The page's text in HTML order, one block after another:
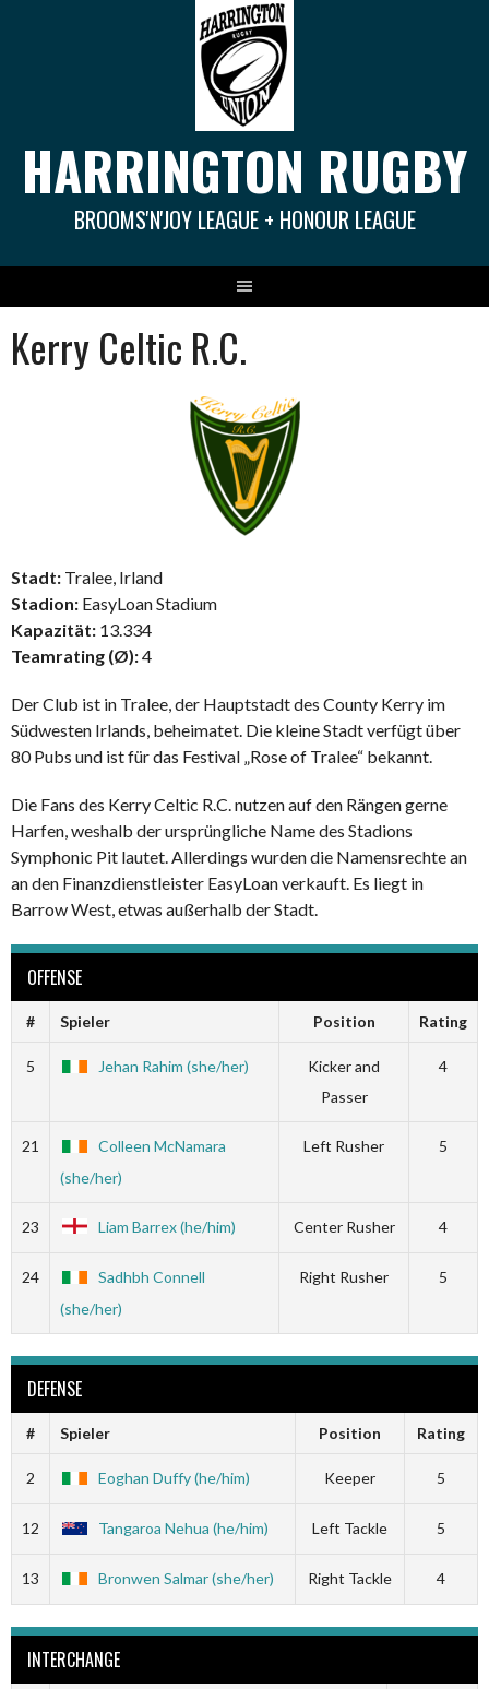
HARRINGTON RUGBY
BROOMS'N'JOY LEAGUE + HONOUR LEAGUE
Kerry Celtic R.C.
Stadt: Tralee, Irland
Stadion: EasyLoan Stadium
Kapazität: 13.334
Teamrating (Ø):4
Der Club ist in Tralee, der Hauptstadt des County Kerry im
Südwesten Irlands, beheimatet. Die kleine Stadt verfügt über
80 Pubs und ist für das Festival „Rose of Tralee“ bekannt.
Die Fans des Kerry Celtic R.C. nutzen auf den Rängen gerne
Harfen, weshalb der ursprüngliche Name des Stadions
Symphonic Pit lautet. Allerdings wurden die Namensrechte an
an den Finanzdienstleister EasyLoan verkauft. Es liegt in
Barrow West, etwas außerhalb der Stadt.
OFFENSE
# Spieler Position Rating
5 Jehan Rahim (she/her)
Kicker and
Passer
4
21
Colleen McNamara
(she/her)
Left Rusher 5
23 Liam Barrex (he/him) Center Rusher 4
24
Sadhbh Connell
(she/her)
Right Rusher 5
DEFENSE
# Spieler Position Rating
2 Eoghan Duffy (he/him) Keeper 5
12 Tangaroa Nehua (he/him) Left Tackle 5
13 Bronwen Salmar (she/her) Right Tackle 4
INTERCHANGE